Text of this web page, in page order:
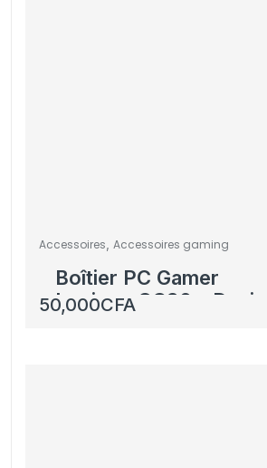
Accessoires, Accessoires gaming
Boîtier PC Gamer
Lovingo GC30 – Design
Élégant et Éclairage
50,000CFA